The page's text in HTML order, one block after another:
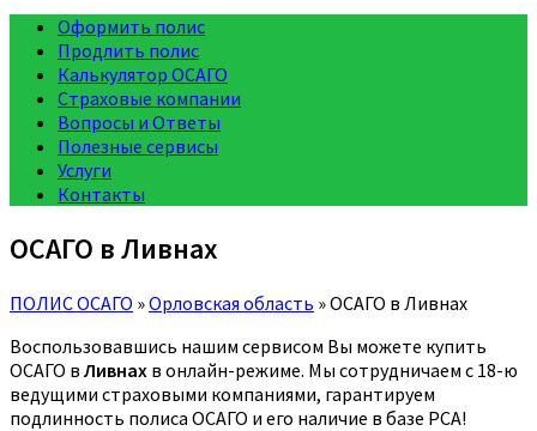
Оформить полис
Продлить полис
Калькулятор ОСАГО
Страховые компании
Вопросы и Ответы
Полезные сервисы
Услуги
Контакты
ОСАГО в Ливнах
ПОЛИС ОСАГО »Орловская область »ОСАГО в Ливнах
Воспользовавшись нашим сервисом Вы можете купить
ОСАГО в Ливнах в онлайн-режиме. Мы сотрудничаем с 18-ю
ведущими страховыми компаниями, гарантируем
подлинность полиса ОСАГО и его наличие в базе РСА!